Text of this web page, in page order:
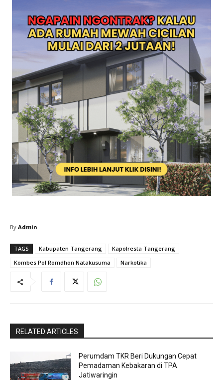
By Admin
TAGS Kabupaten Tangerang
Kapolresta Tangerang
Kombes Pol Romdhon Natakusuma
Narkotika
RELATED ARTICLES
Perumdam TKR Beri Dukungan Cepat
Pemadaman Kebakaran di TPA
Jatiwaringin